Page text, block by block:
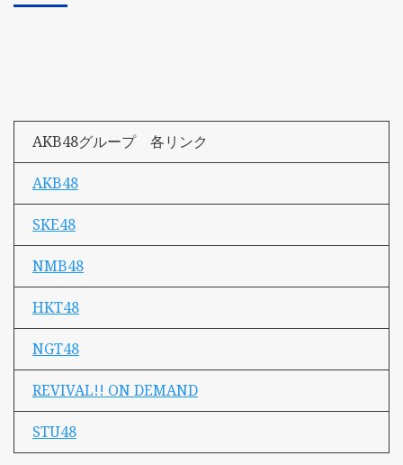
AKB48グループ 各リンク
AKB48
SKE48
NMB48
HKT48
NGT48
REVIVAL!! ON DEMAND
STU48